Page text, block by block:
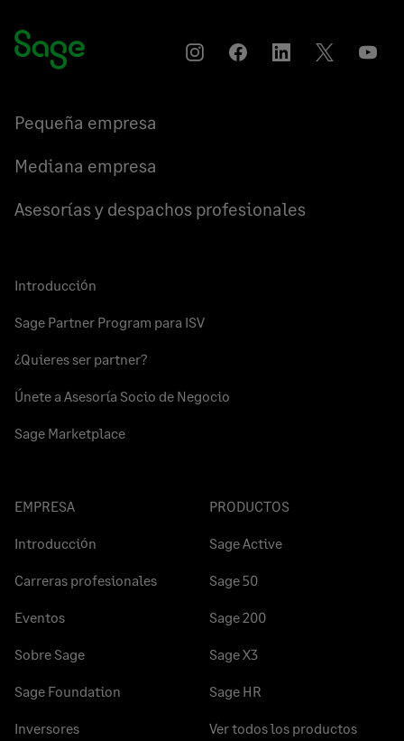
InstagramCompartirCompartirCompartir
Pequeña empresa
Mediana empresa
Asesorías y despachos profesionales
Introducción
Sage Partner Program para ISV
¿Quieres ser partner?
Únete a Asesoría Socio de Negocio
Sage Marketplace
EMPRESA
Introducción
Carreras profesionales
Eventos
Sobre Sage
Sage Foundation
Inversores
PRODUCTOS
Sage Active
Sage 50
Sage 200
Sage X3
Sage HR
Ver todos los productos